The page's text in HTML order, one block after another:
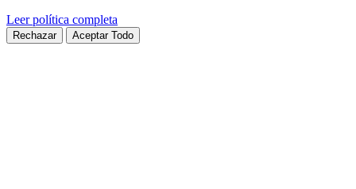
Leer política completa
Rechazar Aceptar Todo